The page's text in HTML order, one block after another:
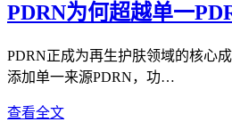
PDRN为何超越单一
PDRN正成为再生护肤领域的核心
添加单一来源PDRN，功…
查看全文